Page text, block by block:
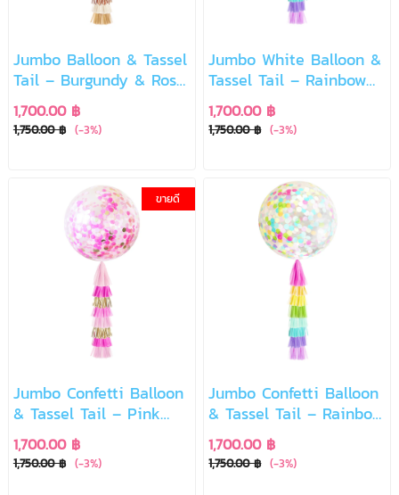
Jumbo Balloon & Tassel
Tail – Burgundy & Rose
Gold Elegance
1,700.00 ฿
1,750.00 ฿ (-3%)
Jumbo White Balloon &
Tassel Tail – Rainbow
Bright
1,700.00 ฿
1,750.00 ฿ (-3%)
ขายดี
Jumbo Confetti Balloon
& Tassel Tail – Pink
Party Sparkle
1,700.00 ฿
1,750.00 ฿ (-3%)
Jumbo Confetti Balloon
& Tassel Tail – Rainbow
Celebration
1,700.00 ฿
1,750.00 ฿ (-3%)